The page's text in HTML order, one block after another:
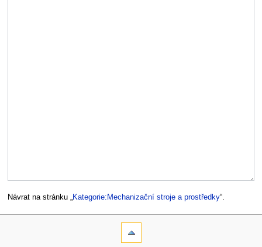
Návrat na stránku „Kategorie:Mechanizační stroje a prostředky“.